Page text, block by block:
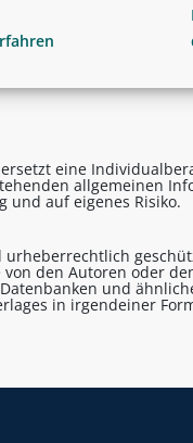
eine
allgemeinen
und auf eigenes Risiko.
den Autoren oder
und
in irgendeiner